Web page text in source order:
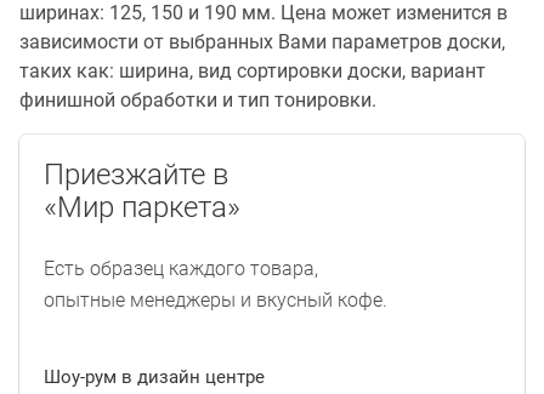
ширинах: 125, 150 и 190 мм. Цена может изменится в
зависимости от выбранных Вами параметров доски,
таких как: ширина, вид сортировки доски, вариант
финишной обработки и тип тонировки.
Приезжайте в
«Мир паркета»
Есть образец каждого товара,
опытные менеджеры и вкусный кофе.
Шоу-рум в дизайн центре